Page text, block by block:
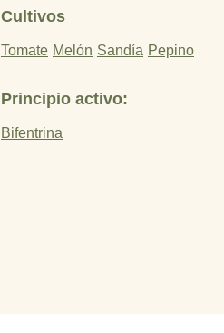
Cultivos
Tomate Melón Sandía Pepino
Principio activo:
Bifentrina